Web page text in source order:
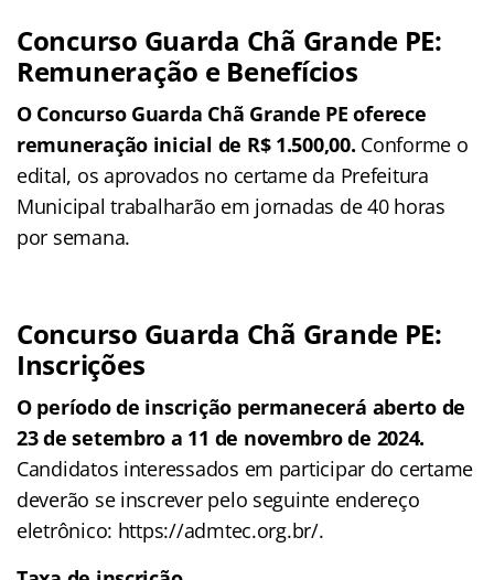
Concurso Guarda Chã Grande PE:
Remuneração e Benefícios
O Concurso Guarda Chã Grande PE oferece
remuneração inicial de R$ 1.500,00. Conforme o
edital, os aprovados no certame da Prefeitura
Municipal trabalharão em jornadas de 40 horas
por semana.
Concurso Guarda Chã Grande PE:
Inscrições
O período de inscrição permanecerá aberto de
23 de setembro a 11 de novembro de 2024.
Candidatos interessados em participar do certame
deverão se inscrever pelo seguinte endereço
eletrônico: https://admtec.org.br/.